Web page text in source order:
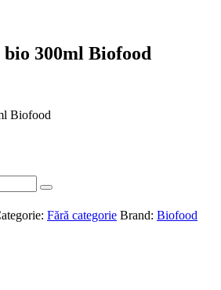
300ml Biofood
Biofood
Fără categorie Brand: Biofood